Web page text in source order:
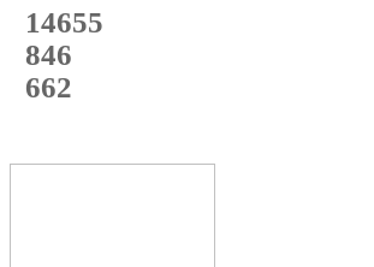
14655
с начала года
846
с начала месяца
662
с начала недели